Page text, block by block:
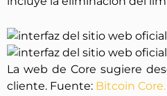
La web de Core sugiere
cliente. Fuente: Bitcoin Core.